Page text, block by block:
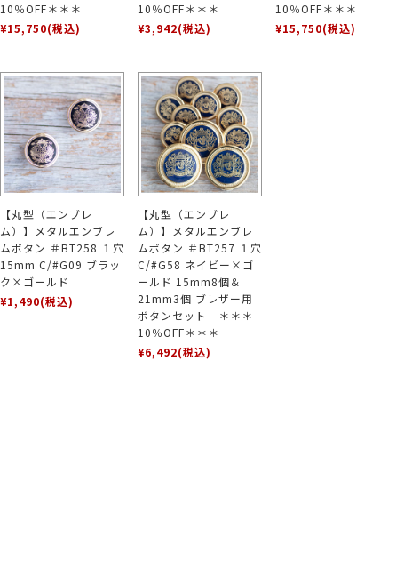
10％OFF＊＊＊
¥15,750(税込)
10％OFF＊＊＊
¥3,942(税込)
10％OFF＊＊＊
¥15,750(税込)
【丸型（エンブレ
ム）】メタルエンブレ
ムボタン ＃BT258 １穴
15mm C/#G09 ブラッ
ク×ゴールド
¥1,490(税込)
【丸型（エンブレ
ム）】メタルエンブレ
ムボタン ＃BT257 １穴
C/#G58 ネイビー×ゴ
ールド 15mm8個＆
21mm3個 ブレザー用
ボタンセット ＊＊＊
10％OFF＊＊＊
¥6,492(税込)